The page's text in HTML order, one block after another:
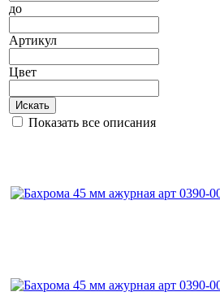
до
Артикул
Цвет
Искать
Показать все описания